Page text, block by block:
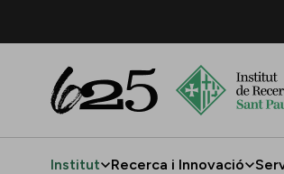
Institut Recerca i Innovació